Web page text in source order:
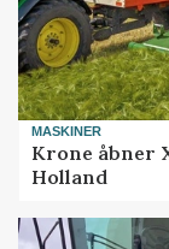
MASKINER
Krone åbner
Holland